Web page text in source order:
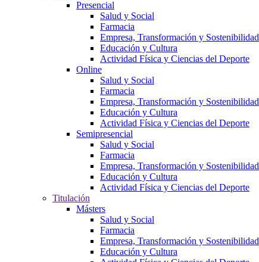
Presencial
Salud y Social
Farmacia
Empresa, Transformación y Sostenibilidad
Educación y Cultura
Actividad Física y Ciencias del Deporte
Online
Salud y Social
Farmacia
Empresa, Transformación y Sostenibilidad
Educación y Cultura
Actividad Física y Ciencias del Deporte
Semipresencial
Salud y Social
Farmacia
Empresa, Transformación y Sostenibilidad
Educación y Cultura
Actividad Física y Ciencias del Deporte
Titulación
Másters
Salud y Social
Farmacia
Empresa, Transformación y Sostenibilidad
Educación y Cultura